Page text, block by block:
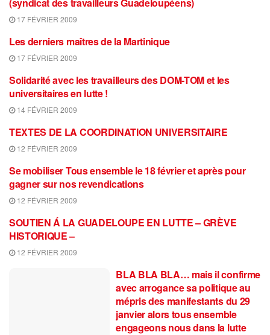
17 FÉVRIER 2009
Les derniers maîtres de la Martinique
17 FÉVRIER 2009
Solidarité avec les travailleurs des DOM-TOM et les
universitaires en lutte !
14 FÉVRIER 2009
TEXTES DE LA COORDINATION UNIVERSITAIRE
12 FÉVRIER 2009
Se mobiliser Tous ensemble le 18 février et après pour
gagner sur nos revendications
12 FÉVRIER 2009
SOUTIEN Á LA GUADELOUPE EN LUTTE – GRÈVE
HISTORIQUE –
12 FÉVRIER 2009
BLA BLA BLA… mais il confirme
avec arrogance sa politique au
mépris des manifestants du 29
janvier alors tous ensemble
engageons nous dans la lutte